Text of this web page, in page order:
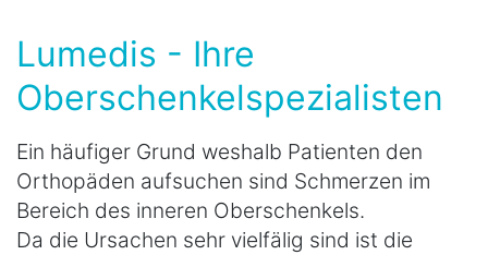
Lumedis - Ihre
Oberschenkelspezialisten
Ein häufiger Grund weshalb Patienten den
Orthopäden aufsuchen sind Schmerzen im
Bereich des inneren Oberschenkels.
Da die Ursachen sehr vielfälig sind ist die